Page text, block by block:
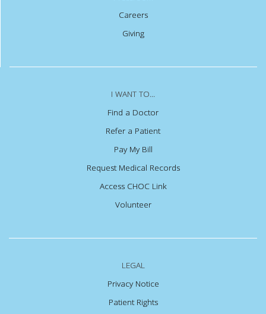
Careers
Giving
I WANT TO...
Find a Doctor
Refer a Patient
Pay My Bill
Request Medical Records
Access CHOC Link
Volunteer
LEGAL
Privacy Notice
Patient Rights